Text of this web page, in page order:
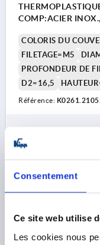
Consentement
Ce site web utilise
Les cookies nous
COMP:ACIER
COLORIS DU
FILETAGE=M5
PROFONDEUR DE
D2=16,5
Référence:
hors TVA
hors frais d’envoi
K0261 K